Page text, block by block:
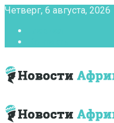
Четверг, 6 августа, 2026